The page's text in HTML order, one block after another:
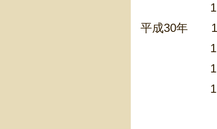
12月
平成30年 1
1月 2
1月 3
1月 4